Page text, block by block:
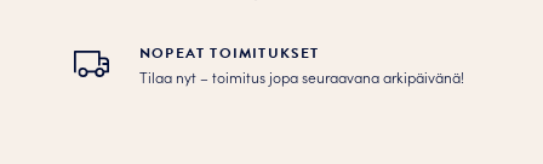
NOPEAT TOIMITUKSET
Tilaa nyt – toimitus jopa seuraavana arkipäivänä!